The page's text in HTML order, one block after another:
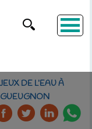
DE L’EAU À
GUEUGNON